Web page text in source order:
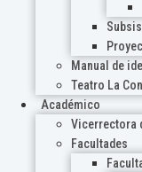
Manual de
Teatro La
Académico
Vicerrectora
Facultades